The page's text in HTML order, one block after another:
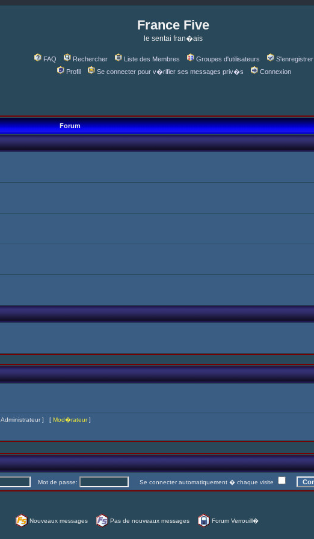
France Five
le sentai fran�ais
FAQ Rechercher Liste des Membres Groupes d'utilisateurs
S'enregistrer
Profil
Se connecter pour v�rifier ses messages priv�s Connexion
Forum
Administrateur] [ Mod�rateur]
Mot de passe: Se connecter automatiquement � chaque visite
Nouveaux messages Pas de nouveaux messages Forum Verrouill�